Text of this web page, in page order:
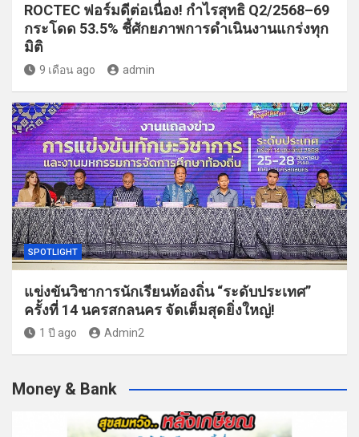
ROCTEC ฟอร์มดีต่อเนื่อง! กำไรสุทธิ Q2/2568–69
กระโดด 53.5% ชี้ศักยภาพการดำเนินงานแกร่งทุก
มิติ
9 เดือน ago admin
SPOTLIGHT
แข่งขันวิชาการนักเรียนท้องถิ่น “ระดับประเทศ”
ครั้งที่ 14 นครสกลนคร จัดเต็มสุดยิ่งใหญ่!
1 ปี ago Admin2
Money & Bank